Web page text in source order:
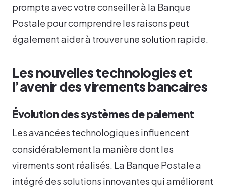
prompte avec votre conseiller à la Banque
Postale pour comprendre les raisons peut
également aider à trouver une solution rapide.
Les nouvelles technologies et
l’avenir des virements bancaires
Évolution des systèmes de paiement
Les avancées technologiques influencent
considérablement la manière dont les
virements sont réalisés. La Banque Postale a
intégré des solutions innovantes qui améliorent